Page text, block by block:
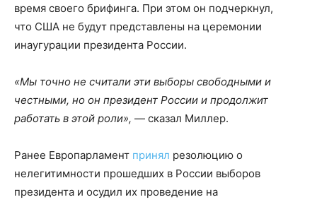
время своего брифинга. При этом он подчеркнул,
что США не будут представлены на церемонии
инаугурации президента России.
«Мы точно не считали эти выборы свободными и
честными, но он президент России и продолжит
работать в этой роли», — сказал Миллер.
Ранее Европарламент принял резолюцию о
нелегитимности прошедших в России выборов
президента и осудил их проведение на